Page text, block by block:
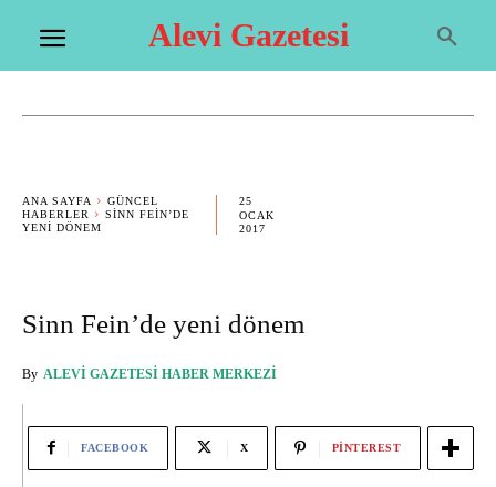
Alevi Gazetesi
ANA SAYFA
GÜNCEL
HABERLER
SINN FEIN’DE
YENI DÖNEM
25
OCAK
2017
Sinn Fein’de yeni dönem
By ALEVI GAZETESI HABER MERKEZI
FACEBOOK X PINTEREST